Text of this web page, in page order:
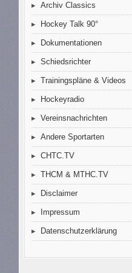
Archiv Classics
Hockey Talk 90°
Dokumentationen
Schiedsrichter
Trainingspläne & Videos
Hockeyradio
Vereinsnachrichten
Andere Sportarten
CHTC.TV
THCM & MTHC.TV
Disclaimer
Impressum
Datenschutzerklärung